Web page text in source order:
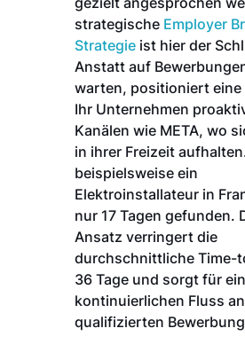
strategische Employer
Strategie ist hier der
Anstatt auf
warten, positioniert eine
Ihr Unternehmen
Kanälen wie META, wo
in ihrer Freizeit
beispielsweise ein
Elektroinstallateur in
nur 17 Tagen gefunden.
Ansatz verringert die
durchschnittliche Time-
36 Tage und sorgt für
kontinuierlichen Fluss an
qualifizierten